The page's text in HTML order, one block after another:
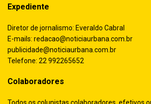
Expediente
Diretor de jornalismo: Everaldo Cabral
E-mails: redacao@noticiaurbana.com.br
publicidade@noticiaurbana.com.br
Telefone: 22 992265652
Colaboradores